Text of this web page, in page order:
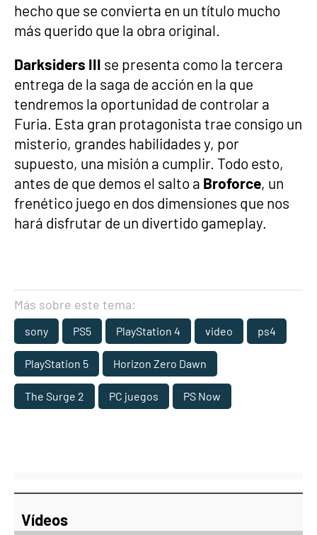
hecho que se convierta en un título mucho
más querido que la obra original.
Darksiders III se presenta como la tercera
entrega de la saga de acción en la que
tendremos la oportunidad de controlar a
Furia. Esta gran protagonista trae consigo un
misterio, grandes habilidades y, por
supuesto, una misión a cumplir. Todo esto,
antes de que demos el salto a Broforce, un
frenético juego en dos dimensiones que nos
hará disfrutar de un divertido gameplay.
Más sobre este tema:
sony PS5 PlayStation 4 video ps4
PlayStation 5 Horizon Zero Dawn
The Surge 2 PC juegos PS Now
Vídeos